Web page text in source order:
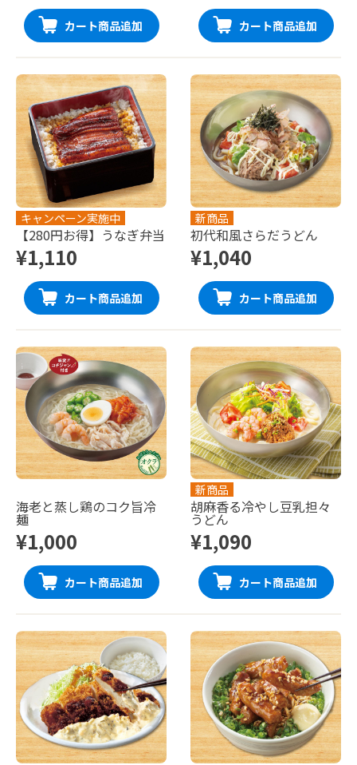
カート商品追加 カート商品追加
キャンペーン実施中
【280円お得】うなぎ弁当
¥1,110
カート商品追加
新商品
初代和風さらだうどん
¥1,040
カート商品追加
海老と蒸し鶏のコク旨冷
麺
¥1,000
カート商品追加
新商品
胡麻香る冷やし豆乳担々
うどん
¥1,090
カート商品追加